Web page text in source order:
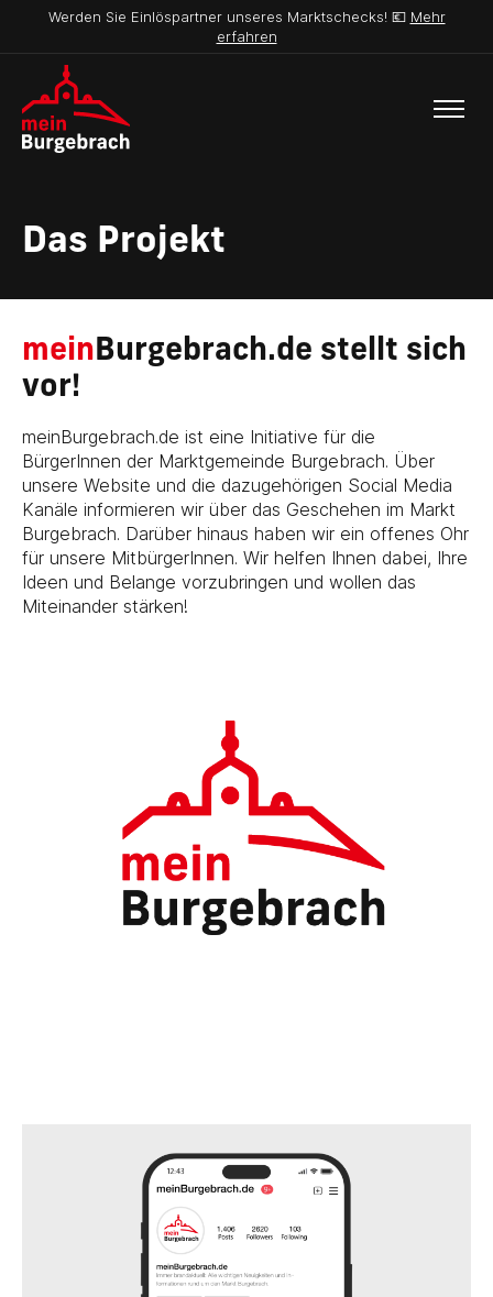
Werden Sie Einlöspartner unseres Marktschecks! 💶 Mehr
erfahren
Das Projekt
meinBurgebrach.de stellt sich
vor!
meinBurgebrach.de ist eine Initiative für die
BürgerInnen der Marktgemeinde Burgebrach. Über
unsere Website und die dazugehörigen Social Media
Kanäle informieren wir über das Geschehen im Markt
Burgebrach. Darüber hinaus haben wir ein offenes Ohr
für unsere MitbürgerInnen. Wir helfen Ihnen dabei, Ihre
Ideen und Belange vorzubringen und wollen das
Miteinander stärken!